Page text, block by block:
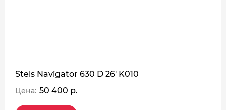
Stels Navigator 630 D 26' K010
Цена: 50 400 р.